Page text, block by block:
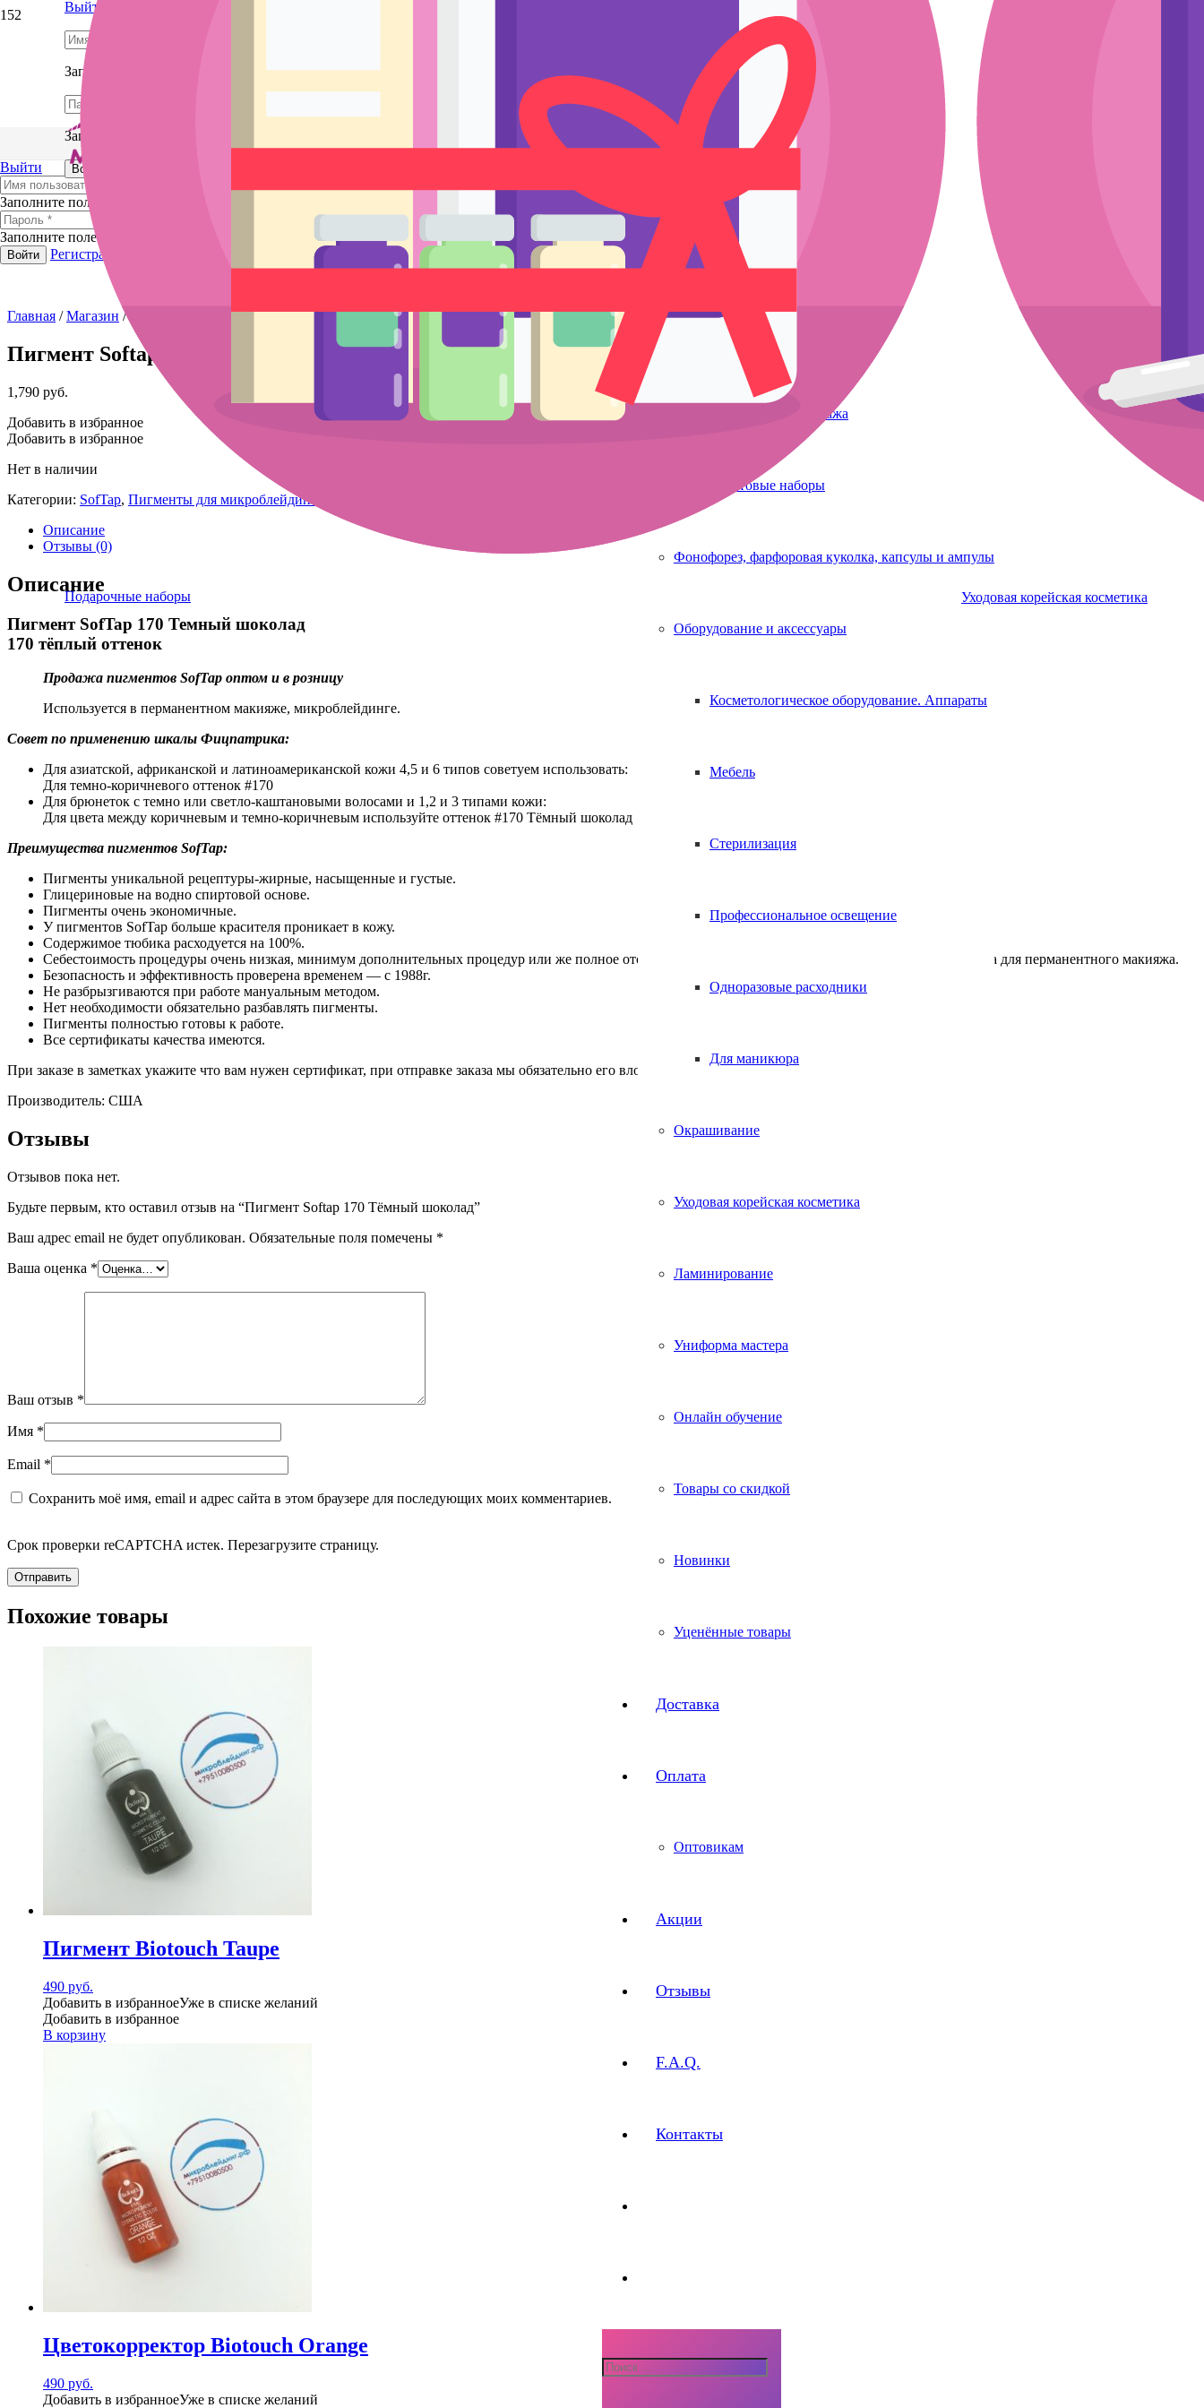
Выйти
Заполните поле
Заполните поле
Войти
Ручки держатели
Тренировка и эскиз
Подставки и емкости
Одноразовые расходники
Аппараты для татуажа
Стартовые наборы
Фонофорез, фарфоровая куколка, капсулы и ампулы
Оборудование и аксессуары
Косметологическое оборудование. Аппараты
Мебель
Стерилизация
Профессиональное освещение
Одноразовые расходники
Для маникюра
Окрашивание
Уходовая корейская косметика
Ламинирование
Униформа мастера
Онлайн обучение
Товары со скидкой
Новинки
Уценённые товары
Доставка
Оплата
Оптовикам
Акции
Отзывы
F.A.Q.
Контакты
Подарочные наборы Уходовая корейская косметика
Выйти
Заполните поле
Заполните поле
Войти Регистрация
Главная /Магазин / Микроблейдинг и татуаж/Пигменты для микроблейдинга/SofTap/ Пигмент Softap 170 Тёмный шоколад
Пигмент Softap 170 Тёмный шоколад
1,790 руб.
Добавить в избранное
Добавить в избранное
Нет в наличии
Категории: SofTap, Пигменты для микроблейдинга
Описание
Отзывы (0)
Описание
Пигмент SofTap 170 Темный шоколад
170 тёплый оттенок
Продажа пигментов SofTap оптом и в розницу
Используется в перманентном макияже, микроблейдинге.
Совет по применению шкалы Фицпатрика:
Для азиатской, африканской и латиноамериканской кожи 4,5 и 6 типов советуем использовать:
Для темно-коричневого оттенок #170
Для брюнеток с темно или светло-каштановыми волосами и 1,2 и 3 типами кожи:
Для цвета между коричневым и темно-коричневым используйте оттенок #170 Тёмный шоколад
Преимущества пигментов SofTap:
Пигменты уникальной рецептуры-жирные, насыщенные и густые.
Глицериновые на водно спиртовой основе.
Пигменты очень экономичные.
У пигментов SofTap больше красителя проникает в кожу.
Содержимое тюбика расходуется на 100%.
Себестоимость процедуры очень низкая, минимум дополнительных процедур или же полное отсутствие необходимости в них. Самые естественные цвета для перманентного макияжа.
Безопасность и эффективность проверена временем — с 1988г.
Не разбрызгиваются при работе мануальным методом.
Нет необходимости обязательно разбавлять пигменты.
Пигменты полностью готовы к работе.
Все сертификаты качества имеются.
При заказе в заметках укажите что вам нужен сертификат, при отправке заказа мы обязательно его вложим.
Производитель: США
Отзывы
Отзывов пока нет.
Будьте первым, кто оставил отзыв на “Пигмент Softap 170 Тёмный шоколад”
Ваш адрес email не будет опубликован. Обязательные поля помечены *
Ваша оценка *
Ваш отзыв *
Имя *
Email *
Сохранить моё имя, email и адрес сайта в этом браузере для последующих моих комментариев.
Срок проверки reCAPTCHA истек. Перезагрузите страницу.
Похожие товары
Пигмент Biotouch Taupe
490 руб.
Добавить в избранноеУже в списке желаний
Добавить в избранное
В корзину
Цветокорректор Biotouch Orange
490 руб.
Добавить в избранноеУже в списке желаний